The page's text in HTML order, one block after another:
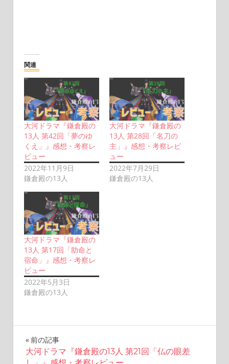
関連
大河ドラマ『鎌倉殿の
13人 第42回「夢のゆ
くえ」』感想・考察レ
ビュー
2022年11月9日
鎌倉殿の13人
大河ドラマ『鎌倉殿の
13人 第28回「名刀の
主」』感想・考察レビ
ュー
2022年7月29日
鎌倉殿の13人
大河ドラマ『鎌倉殿の
13人 第17回「助命と
宿命」』感想・考察レ
ビュー
2022年5月3日
鎌倉殿の13人
投
前の記事
大河ドラマ『鎌倉殿の13人 第21回「仏の眼差